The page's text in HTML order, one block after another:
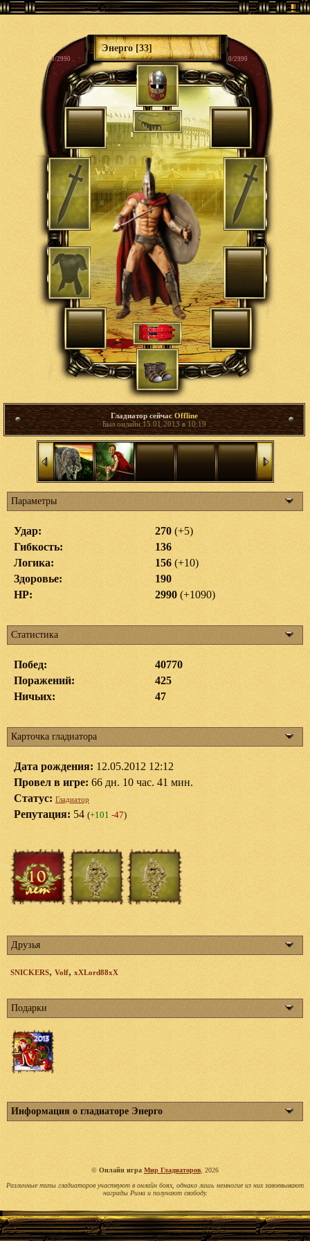
Энерго [33]
0/2990 0/2990
Гладиатор сейчасOffline
Был онлайн 15.01.2013 в 10:19
Параметры
Удар: 270(+5)
Гибкость:
136
Логика:
156 (+10)
Здоровье:
190
HP:
2990 (+1090)
Статистика
Побед:
40770
Поражений:
425
Ничьих:
47
Карточка гладиатора
Дата рождения: 12.05.2012 12:12
Провел в игре: 66 дн. 10 час. 41 мин.
Статус: Гладиатор
Репутация: 54 (+101 -47)
Друзья
SNICKERS, Volf, xXLord88xX
Подарки
Информация о гладиаторе Энерго
© Онлайн игра Мир Гладиаторов , 2026
Различные типы гладиаторов участвуют в онлайн боях, однако лишь немногие из них завоевывают
награды Рима и получают свободу.